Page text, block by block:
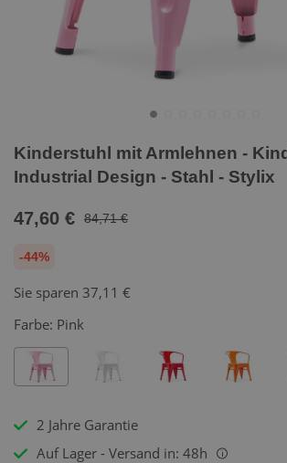
Kinderstuhl mit Armlehnen -
Industrial Design - Stahl - Stylix
47,60 € 84,71 €
-44%
Sie sparen 37,11 €
Farbe: Pink
2 Jahre Garantie
Auf Lager - Versand in: 48h
i